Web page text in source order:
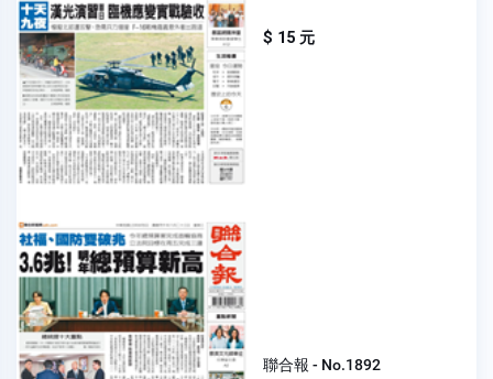
$ 15 元
聯合報 - No.1892